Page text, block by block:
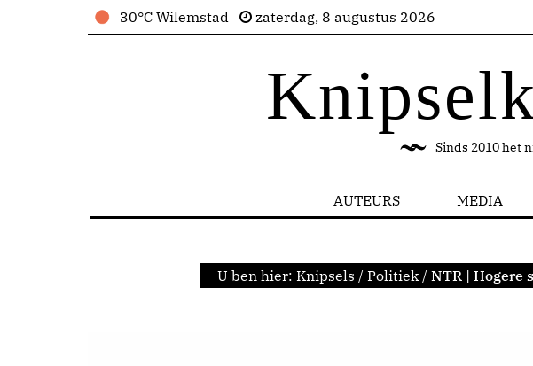
30°C Wilemstad zaterdag, 8 augustus 2026
Sinds 2010 het
AUTEURS MEDIA
U ben hier: Knipsels / Politiek / NTR | Hogere